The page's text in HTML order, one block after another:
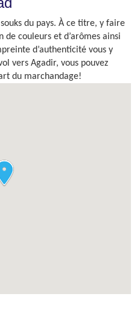
souks du pays. À ce titre, y faire
de couleurs et d’arômes ainsi
d’authenticité vous y
vers Agadir, vous pouvez
du marchandage!